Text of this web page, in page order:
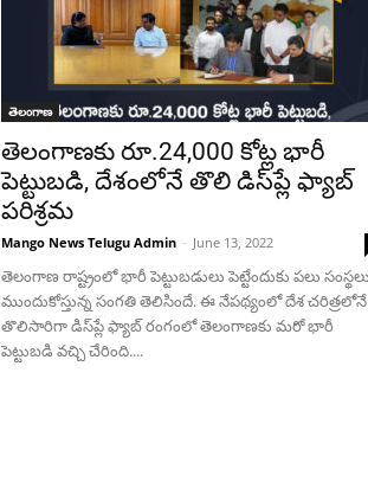
తెలంగాణ
తెలంగాణకు రూ.24,000 కోట్ల భారీ
పెట్టుబడి, దేశంలోనే తొలి డిస్‌ప్లే ఫ్యాబ్
పరిశ్రమ
Mango News Telugu Admin - June 13, 2022
తెలంగాణ రాష్ట్రంలో భారీ పెట్టుబ‌డులు పెట్టేందుకు పలు
ముందుకోస్తున్న సంగతి తెలిసిందే. ఈ నేపథ్యంలో దేశ చరిత్రలోనే
తొలిసారిగా డిస్‌ప్లే ఫ్యాబ్ రంగంలో తెలంగాణకు మరో భారీ
పెట్టుబడి వచ్చి చేరింది....